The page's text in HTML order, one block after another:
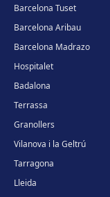
Plaça Coprínceps, 1,
Madrid
Com arribar
Madrid Retiro
Calle del Doctor
Barcelona Tuset
Barcelona Aribau
Barcelona Madrazo
Hospitalet
Badalona
Terrassa
Granollers
Vilanova i la Geltrú
Tarragona
Lleida